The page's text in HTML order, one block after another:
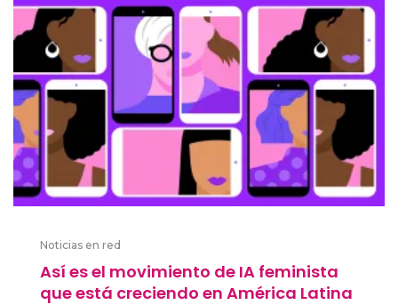
Noticias en red
Así es el movimiento de IA feminista
que está creciendo en América Latina